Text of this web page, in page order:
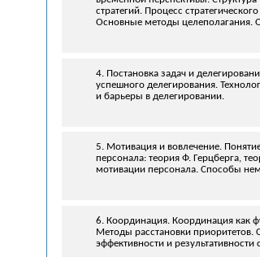
стратегий. Процесс
Основные методы целеполагания.
4. Постановка задач и
успешного делегирования.
и барьеры в делегировании.
5. Мотивация и вовлечение.
персонала: теория Ф. Герцберга,
мотивации персонала. Способы
6. Координация. Координация как
Методы расстановки
эффективности и